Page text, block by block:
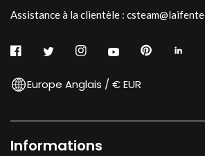
Assistance à la clientèle :
Europe Anglais / € EUR
Informations